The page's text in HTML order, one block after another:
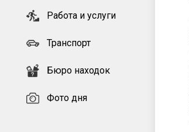
Работа и услуги
Транспорт
Бюро находок
Фото дня